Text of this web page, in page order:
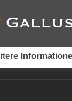
dieser Seite bei
dieser